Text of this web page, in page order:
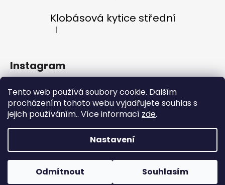
Tento web používá soubory cookie. Dalším
procházením tohoto webu vyjadřujete souhlas s
jejich používáním.. Více informací zde.
Nastavení
Odmítnout Souhlasím
Klobásová kytice střední
Hodnocení produktu je 5 z 5 hvězdiček.
|
Instagram
Copyright 2026LF KYTKY . Všechna práva vyhrazena.